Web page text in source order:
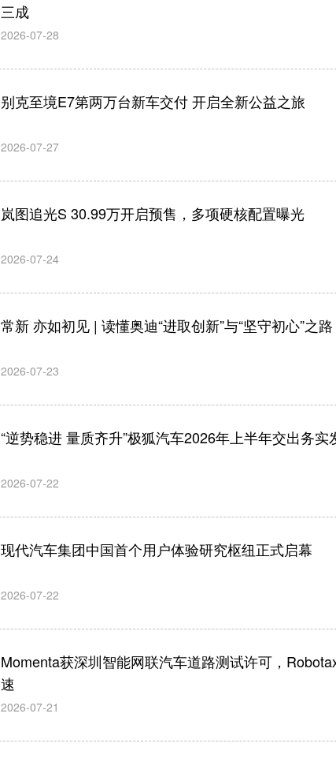
三成
2026-07-28
别克至境E7第两万台新车交付 开启全新公益之旅
2026-07-27
岚图追光S 30.99万开启预售，多项硬核配置曝光
2026-07-24
常新 亦如初见 | 读懂奥迪“进取创新”与“坚守初心”之路
2026-07-23
“逆势稳进 量质齐升”极狐汽车2026年上半年交出务实
2026-07-22
现代汽车集团中国首个用户体验研究枢纽正式启幕
2026-07-22
Momenta获深圳智能网联汽车道路测试许可，
速
2026-07-21
应臻恺：让创意落地生根 让
尹同跃
车企